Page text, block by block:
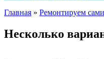
Главная » Ремонтируем сами
Несколько